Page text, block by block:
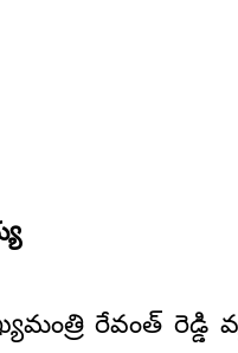
రేవంత్ రెడ్డి